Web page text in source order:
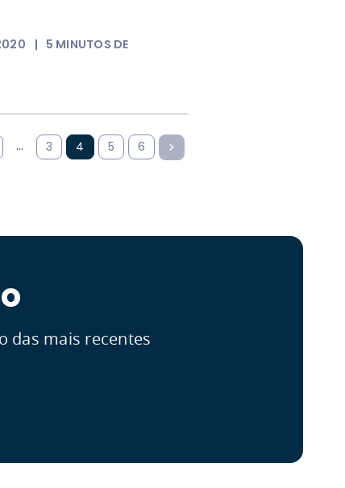
| 5 MINUTOS DE
… 3 4 5 6
das mais recentes